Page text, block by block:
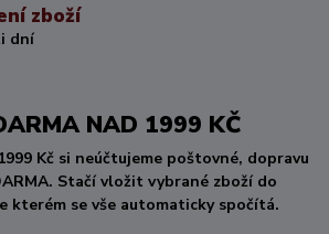
zboží
dní
NAD 1999 KČ
Kč si neúčtujeme poštovné, dopravu
Stačí vložit vybrané zboží do
kterém se vše automaticky spočítá.